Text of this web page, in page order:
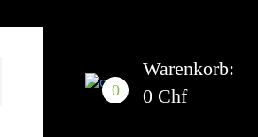
0
Warenkorb:
0 Chf